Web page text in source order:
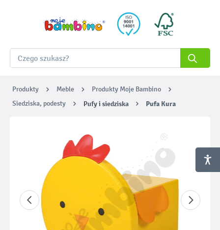
Produkty Meble
Produkty Moje Bambino
Siedziska, podesty
Pufy i siedziska Pufa Kura